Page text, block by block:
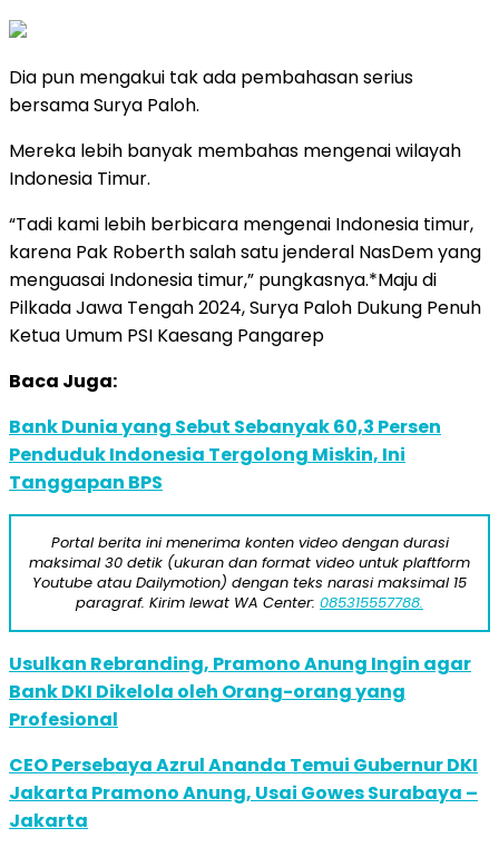
Dia pun mengakui tak ada pembahasan serius
bersama Surya Paloh.
Mereka lebih banyak membahas mengenai wilayah
Indonesia Timur.
“Tadi kami lebih berbicara mengenai Indonesia timur,
karena Pak Roberth salah satu jenderal NasDem yang
menguasai Indonesia timur,” pungkasnya.*Maju di
Pilkada Jawa Tengah 2024, Surya Paloh Dukung Penuh
Ketua Umum PSI Kaesang Pangarep
Baca Juga:
Bank Dunia yang Sebut Sebanyak 60,3 Persen
Penduduk Indonesia Tergolong Miskin, Ini
Tanggapan BPS
Portal berita ini menerima konten video dengan durasi
maksimal 30 detik (ukuran dan format video untuk plaftform
Youtube atau Dailymotion) dengan teks narasi maksimal 15
paragraf. Kirim lewat WA Center: 085315557788.
Usulkan Rebranding, Pramono Anung Ingin agar
Bank DKI Dikelola oleh Orang-orang yang
Profesional
CEO Persebaya Azrul Ananda Temui Gubernur DKI
Jakarta Pramono Anung, Usai Gowes Surabaya –
Jakarta